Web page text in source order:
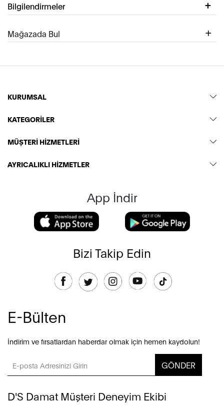
Bilgilendirmeler
Mağazada Bul
KURUMSAL
KATEGORİLER
MÜŞTERİ HİZMETLERİ
AYRICALIKLI HİZMETLER
App İndir
Bizi Takip Edin
E-Bülten
İndirim ve fırsatlardan haberdar olmak için hemen kaydolun!
GÖNDER
D'S Damat Müşteri Deneyim Ekibi